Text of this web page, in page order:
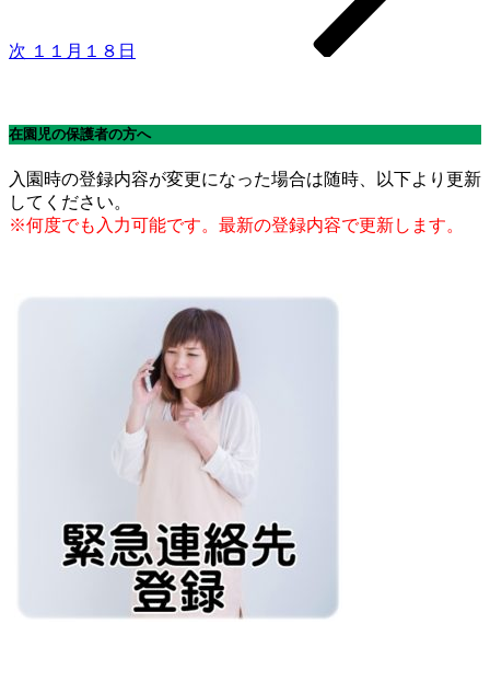
次 １１月１８日
在園児の保護者の方へ
入園時の登録内容が変更になった場合は随時、以下より更新
してください。
※何度でも入力可能です。最新の登録内容で更新します。